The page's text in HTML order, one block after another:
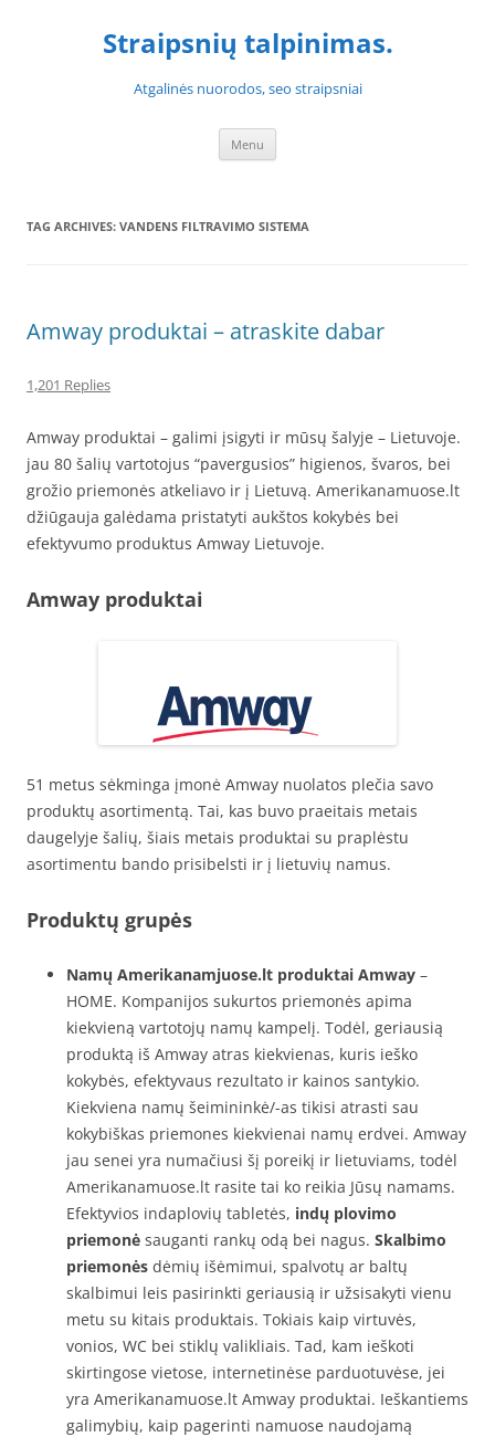
Straipsnių talpinimas.
Atgalinės nuorodos, seo straipsniai
Menu
TAG ARCHIVES: VANDENS FILTRAVIMO SISTEMA
Amway produktai – atraskite dabar
1,201 Replies
Amway produktai – galimi įsigyti ir mūsų šalyje – Lietuvoje.
jau 80 šalių vartotojus “pavergusios” higienos, švaros, bei
grožio priemonės atkeliavo ir į Lietuvą. Amerikanamuose.lt
džiūgauja galėdama pristatyti aukštos kokybės bei
efektyvumo produktus Amway Lietuvoje.
Amway produktai
51 metus sėkminga įmonė Amway nuolatos plečia savo
produktų asortimentą. Tai, kas buvo praeitais metais
daugelyje šalių, šiais metais produktai su praplėstu
asortimentu bando prisibelsti ir į lietuvių namus.
Produktų grupės
Namų Amerikanamjuose.lt produktai Amway –
HOME. Kompanijos sukurtos priemonės apima
kiekvieną vartotojų namų kampelį. Todėl, geriausią
produktą iš Amway atras kiekvienas, kuris ieško
kokybės, efektyvaus rezultato ir kainos santykio.
Kiekviena namų šeimininkė/-as tikisi atrasti sau
kokybiškas priemones kiekvienai namų erdvei. Amway
jau senei yra numačiusi šį poreikį ir lietuviams, todėl
Amerikanamuose.lt rasite tai ko reikia Jūsų namams.
Efektyvios indaplovių tabletės, indų plovimo
priemonė sauganti rankų odą bei nagus. Skalbimo
priemonės dėmių išėmimui, spalvotų ar baltų
skalbimui leis pasirinkti geriausią ir užsisakyti vienu
metu su kitais produktais. Tokiais kaip virtuvės,
vonios, WC bei stiklų valikliais. Tad, kam ieškoti
skirtingose vietose, internetinėse parduotuvėse, jei
yra Amerikanamuose.lt Amway produktai. Ieškantiems
galimybių, kaip pagerinti namuose naudojamą